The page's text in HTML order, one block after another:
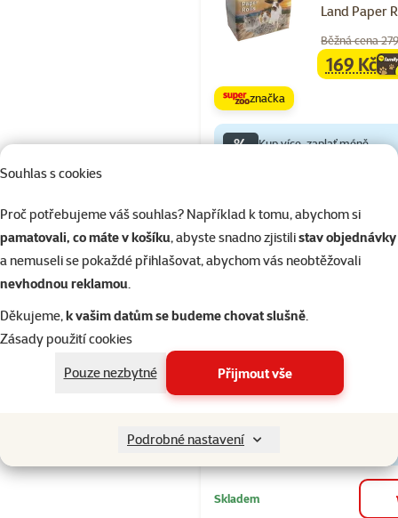
Souhlas s cookies
Proč potřebujeme váš souhlas? Například k tomu, abychom si
pamatovali, co máte v košíku, abyste snadno zjistilistav objednávky
a nemuseli se pokaždé přihlašovat, abychom vás neobtěžovali
nevhodnou reklamou.
Děkujeme,k vašim datům se budeme chovat slušně.
Zásady použití cookies
Pouze nezbytné
Přijmout vše
Podrobné nastavení
Land Paper
Běžná cena
family
169 Kč
značka
% Kup více, zaplať méně
199 Kč
Cena
119 Kč
👍 TOP cena značka
% Kup více, zaplať méně
Skladem